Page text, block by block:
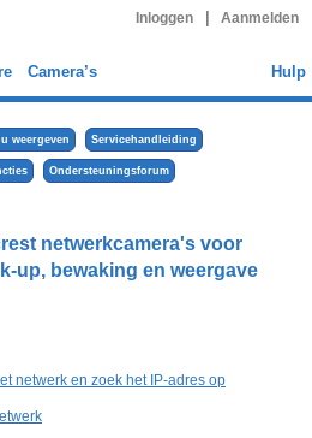
Inloggen Aanmelden
Camera’s Hulp
weergeven Servicehandleiding
Ondersteuningsforum
netwerkcamera's voor
up, bewaking en weergave
netwerk en zoek het IP-adres op